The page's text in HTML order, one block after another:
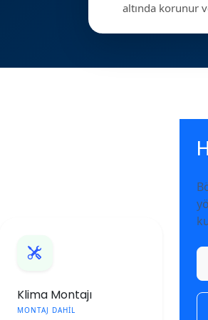
altında korunur
Klima Montajı
MONTAJ DAHİL